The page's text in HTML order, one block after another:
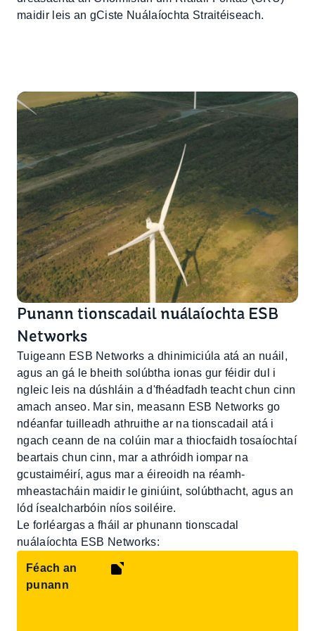
maidir leis an gCiste Nuálaíochta Straitéiseach.
Punann tionscadail nuálaíochta ESB
Networks
Tuigeann ESB Networks a dhinimiciúla atá an nuáil,
agus an gá le bheith solúbtha ionas gur féidir dul i
ngleic leis na dúshláin a d'fhéadfadh teacht chun cinn
amach anseo. Mar sin, measann ESB Networks go
ndéanfar tuilleadh athruithe ar na tionscadail atá i
ngach ceann de na colúin mar a thiocfaidh tosaíochtaí
beartais chun cinn, mar a athróidh iompar na
gcustaiméirí, agus mar a éireoidh na réamh-
mheastacháin maidir le giniúint, solúbthacht, agus an
lód ísealcharbóin níos soiléire.
Le forléargas a fháil ar phunann tionscadal
nuálaíochta ESB Networks:
Féach an
punann